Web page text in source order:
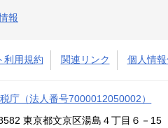
報
利用規約 関連リンク 個人情
税庁（法人番号7000012050002）
東京都文京区湯島４丁目６－